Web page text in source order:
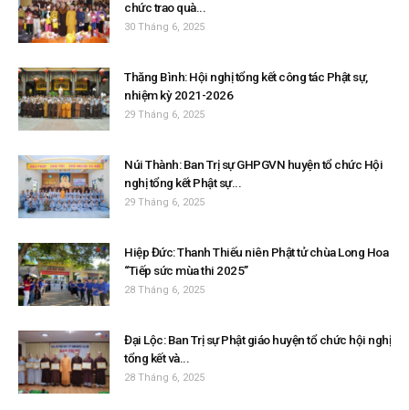
chức trao quà...
30 Tháng 6, 2025
Thăng Bình: Hội nghị tổng kết công tác Phật sự,
nhiệm kỳ 2021-2026
29 Tháng 6, 2025
Núi Thành: Ban Trị sự GHPGVN huyện tổ chức Hội
nghị tổng kết Phật sự...
29 Tháng 6, 2025
Hiệp Đức: Thanh Thiếu niên Phật tử chùa Long Hoa
“Tiếp sức mùa thi 2025”
28 Tháng 6, 2025
Đại Lộc: Ban Trị sự Phật giáo huyện tổ chức hội nghị
tổng kết và...
28 Tháng 6, 2025